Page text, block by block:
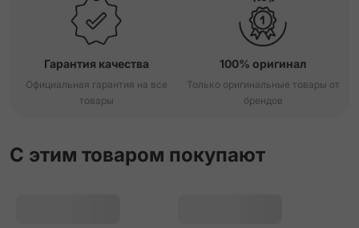
Гарантия качества
Официальная гарантия на все
товары
100% оригинал
Только оригинальные товары от
брендов
С этим товаром покупают